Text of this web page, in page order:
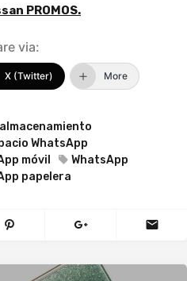
PROMOS.
via:
X (Twitter) More
WhatsApp
móvil
WhatsApp
papelera